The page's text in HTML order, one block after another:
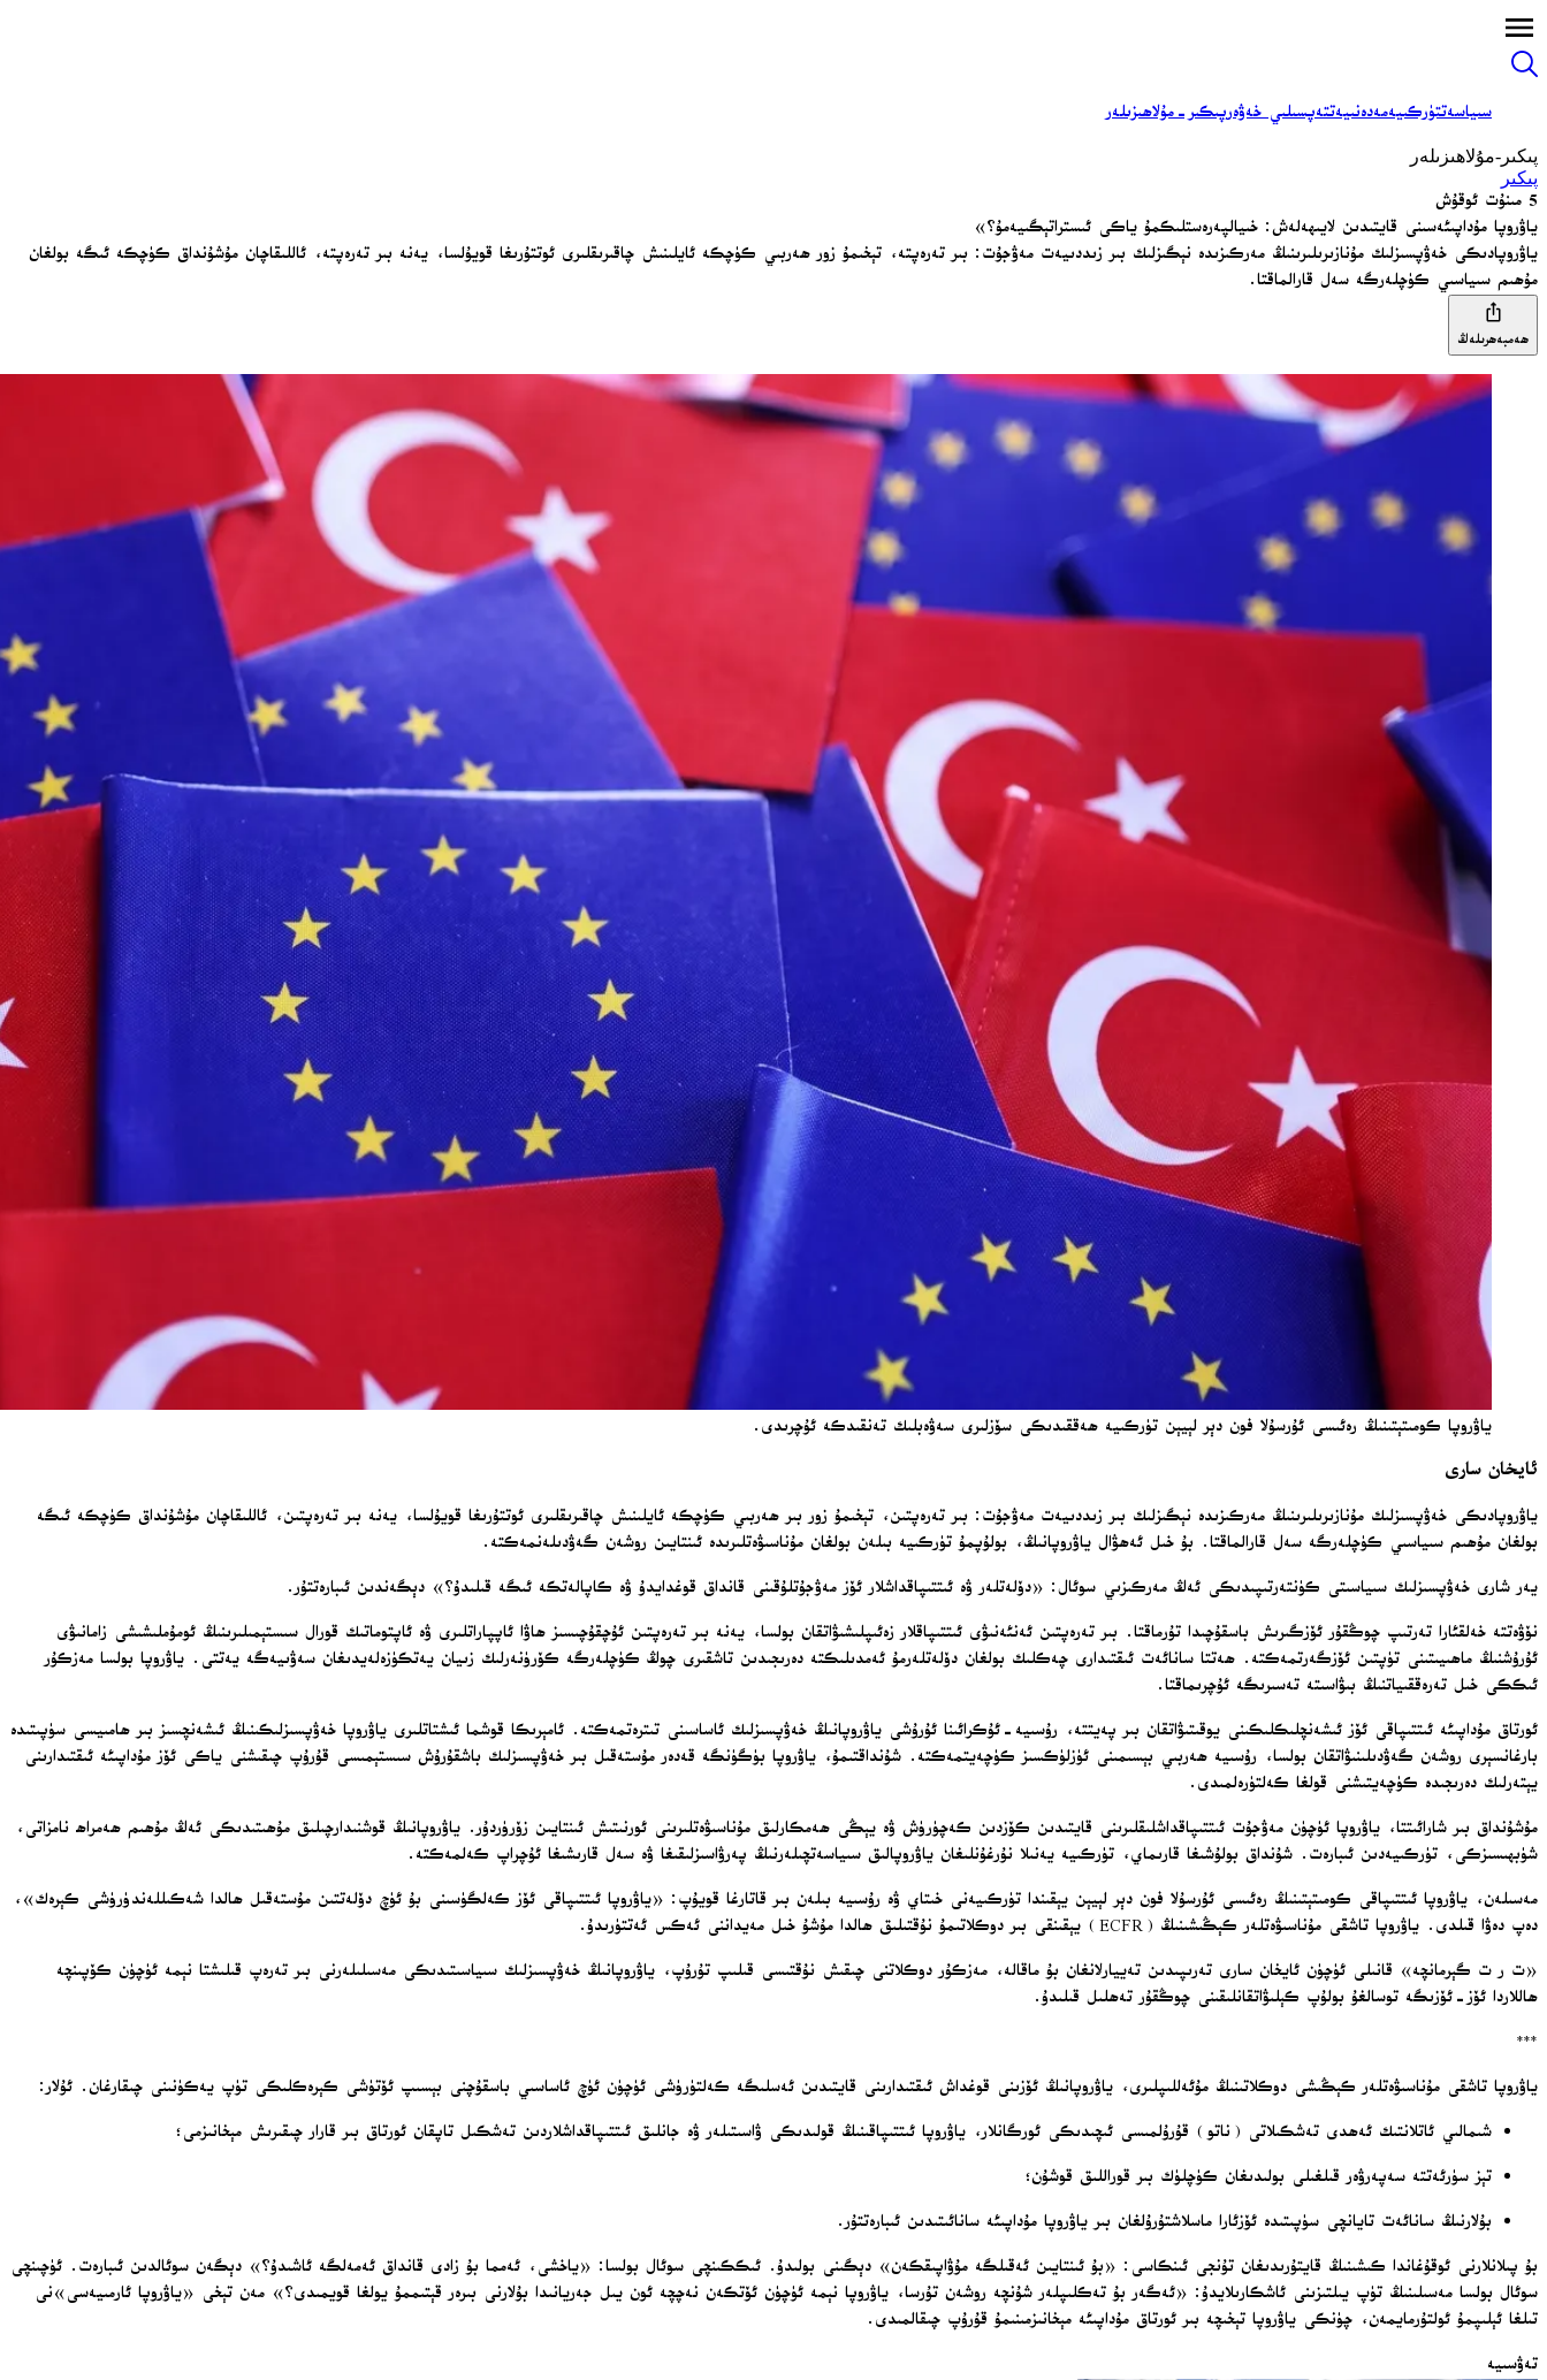
سىياسەتتۈركىيەمەدەنىيەتتەپسىلىي خەۋەرپىكىر-مۇلاھىزىلەر
پىكىر-مۇلاھىزىلەر
پىكىر
5 مىنۇت ئوقۇش
ياۋروپا مۇداپىئەسىنى قايتىدىن لايىھەلەش: خىيالپەرەستلىكمۇ ياكى ئىستراتېگىيەمۇ؟»
ياۋروپادىكى خەۋپسىزلىك مۇنازىرىلىرىنىڭ مەركىزىدە نېگىزلىك بىر زىددىيەت مەۋجۇت: بىر تەرەپتە، تېخىمۇ زور ھەربىي كۈچكە ئايلىنىش چاقىرىقلىرى ئوتتۇرىغا قويۇلسا، يەنە بىر تەرەپتە، ئاللىقاچان مۇشۇنداق كۈچكە ئىگە بولغان
مۇھىم سىياسىي كۈچلەرگە سەل قارالماقتا.
ھەمبەھرىلەڭ
ياۋروپا كومىتېتىنىڭ رەئىسى ئۇرسۇلا فون دېر لېيېن تۈركىيە ھەققىدىكى سۆزلىرى سەۋەبلىك تەنقىدكە ئۇچرىدى.
ئايخان سارى
ياۋروپادىكى خەۋپسىزلىك مۇنازىرىلىرىنىڭ مەركىزىدە نېگىزلىك بىر زىددىيەت مەۋجۇت: بىر تەرەپتىن، تېخىمۇ زور بىر ھەربىي كۈچكە ئايلىنىش چاقىرىقلىرى ئوتتۇرىغا قويۇلسا، يەنە بىر تەرەپتىن، ئاللىقاچان مۇشۇنداق كۈچكە ئىگە
بولغان مۇھىم سىياسىي كۈچلەرگە سەل قارالماقتا. بۇ خىل ئەھۋال ياۋروپانىڭ، بولۇپمۇ تۈركىيە بىلەن بولغان مۇناسىۋەتلىرىدە ئىنتايىن روشەن گەۋدىلەنمەكتە.
يەر شارى خەۋپسىزلىك سىياسىتى كۈنتەرتىپىدىكى ئەڭ مەركىزىي سوئال: «دۆلەتلەر ۋە ئىتتىپاقداشلار ئۆز مەۋجۇتلۇقىنى قانداق قوغدايدۇ ۋە كاپالەتكە ئىگە قىلىدۇ؟» دېگەندىن ئىبارەتتۇر.
نۆۋەتتە خەلقئارا تەرتىپ چوڭقۇر ئۆزگىرىش باسقۇچىدا تۇرماقتا. بىر تەرەپتىن ئەنئەنىۋى ئىتتىپاقلار زەئىپلىشىۋاتقان بولسا، يەنە بىر تەرەپتىن ئۇچقۇچىسىز ھاۋا ئاپپاراتلىرى ۋە ئاپتوماتىك قورال سىستېمىلىرىنىڭ ئومۇملىشىشى زامانىۋى
ئۇرۇشنىڭ ماھىيىتىنى تۈپتىن ئۆزگەرتمەكتە. ھەتتا سانائەت ئىقتىدارى چەكلىك بولغان دۆلەتلەرمۇ ئەمدىلىكتە دەرىجىدىن تاشقىرى چوڭ كۈچلەرگە كۆرۈنەرلىك زىيان يەتكۈزەلەيدىغان سەۋىيەگە يەتتى. ياۋروپا بولسا مەزكۇر
ئىككى خىل تەرەققىياتنىڭ بىۋاسىتە تەسىرىگە ئۇچرىماقتا.
ئورتاق مۇداپىئە ئىتتىپاقى ئۆز ئىشەنچلىكلىكىنى يوقىتىۋاتقان بىر پەيتتە، رۇسىيە-ئۇكرائىنا ئۇرۇشى ياۋروپانىڭ خەۋپسىزلىك ئاساسىنى تىترەتمەكتە. ئامېرىكا قوشما ئىشتاتلىرى ياۋروپا خەۋپسىزلىكىنىڭ ئىشەنچسىز بىر ھامىيسى سۈپىتىدە
بارغانسېرى روشەن گەۋدىلىنىۋاتقان بولسا، رۇسىيە ھەربىي بېسىمىنى ئۈزلۈكسىز كۈچەيتمەكتە. شۇنداقتىمۇ، ياۋروپا بۈگۈنگە قەدەر مۇستەقىل بىر خەۋپسىزلىك باشقۇرۇش سىستېمىسى قۇرۇپ چىقىشنى ياكى ئۆز مۇداپىئە ئىقتىدارىنى
يېتەرلىك دەرىجىدە كۈچەيتىشنى قولغا كەلتۈرەلمىدى.
مۇشۇنداق بىر شارائىتتا، ياۋروپا ئۈچۈن مەۋجۇت ئىتتىپاقداشلىقلىرىنى قايتىدىن كۆزدىن كەچۈرۈش ۋە يېڭى ھەمكارلىق مۇناسىۋەتلىرىنى ئورنىتىش ئىنتايىن زۆرۈردۇر. ياۋروپانىڭ قوشنىدارچىلىق مۇھىتىدىكى ئەڭ مۇھىم ھەمراھ نامزاتى،
شۈبھىسىزكى، تۈركىيەدىن ئىبارەت. شۇنداق بولۇشىغا قارىماي، تۈركىيە يەنىلا نۇرغۇنلىغان ياۋروپالىق سىياسەتچىلەرنىڭ پەرۋاسىزلىقىغا ۋە سەل قارىشىغا ئۇچراپ كەلمەكتە.
مەسىلەن، ياۋروپا ئىتتىپاقى كومىتېتىنىڭ رەئىسى ئۇرسۇلا فون دېر لېيېن يېقىندا تۈركىيەنى خىتاي ۋە رۇسىيە بىلەن بىر قاتارغا قويۇپ: «ياۋروپا ئىتتىپاقى ئۆز كەلگۈسىنى بۇ ئۈچ دۆلەتتىن مۇستەقىل ھالدا شەكىللەندۈرۈشى كېرەك»،
دەپ دەۋا قىلدى. ياۋروپا تاشقى مۇناسىۋەتلەر كېڭىشىنىڭ (ECFR) يېقىنقى بىر دوكلاتىمۇ نۇقتىلىق ھالدا مۇشۇ خىل مەيداننى ئەكس ئەتتۈرىدۇ.
«ت ر ت گېرمانچە» قانىلى ئۈچۈن ئايخان سارى تەرىپىدىن تەييارلانغان بۇ ماقالە، مەزكۇر دوكلاتنى چىقىش نۇقتىسى قىلىپ تۇرۇپ، ياۋروپانىڭ خەۋپسىزلىك سىياسىتىدىكى مەسىلىلەرنى بىر تەرەپ قىلىشتا نېمە ئۈچۈن كۆپىنچە
ھاللاردا ئۆز-ئۆزىگە توسالغۇ بولۇپ كېلىۋاتقانلىقىنى چوڭقۇر تەھلىل قىلىدۇ.
***
ياۋروپا تاشقى مۇناسىۋەتلەر كېڭىشى دوكلاتىنىڭ مۇئەللىپلىرى، ياۋروپانىڭ ئۆزىنى قوغداش ئىقتىدارىنى قايتىدىن ئەسلىگە كەلتۈرۈشى ئۈچۈن ئۈچ ئاساسىي باسقۇچنى بېسىپ ئۆتۈشى كېرەكلىكى تۈپ يەكۈنىنى چىقارغان. ئۇلار:
شىمالىي ئاتلانتىك ئەھدى تەشكىلاتى (ناتو) قۇرۇلمىسى ئىچىدىكى ئورگانلار، ياۋروپا ئىتتىپاقىنىڭ قولىدىكى ۋاسىتىلەر ۋە جانلىق ئىتتىپاقداشلاردىن تەشكىل تاپقان ئورتاق بىر قارار چىقىرىش مېخانىزمى؛
تېز سۈرئەتتە سەپەرۋەر قىلغىلى بولىدىغان كۈچلۈك بىر قوراللىق قوشۇن؛
بۇلارنىڭ سانائەت تايانچى سۈپىتىدە ئۆزئارا ماسلاشتۇرۇلغان بىر ياۋروپا مۇداپىئە سانائىتىدىن ئىبارەتتۇر.
بۇ پىلانلارنى ئوقۇغاندا كىشىنىڭ قايتۇرىدىغان تۇنجى ئىنكاسى: «بۇ ئىنتايىن ئەقىلگە مۇۋاپىقكەن» دېگىنى بولىدۇ. ئىككىنچى سوئال بولسا: «ياخشى، ئەمما بۇ زادى قانداق ئەمەلگە ئاشىدۇ؟» دېگەن سوئالدىن ئىبارەت. ئۈچىنچى
سوئال بولسا مەسىلىنىڭ تۈپ يىلتىزىنى ئاشكارىلايدۇ: «ئەگەر بۇ تەكلىپلەر شۇنچە روشەن تۇرسا، ياۋروپا نېمە ئۈچۈن ئۆتكەن نەچچە ئون يىل جەريانىدا بۇلارنى بىرەر قېتىممۇ يولغا قويمىدى؟» مەن تېخى «ياۋروپا ئارمىيەسى»نى
تىلغا ئېلىپمۇ ئولتۇرمايمەن، چۈنكى ياۋروپا تېخىچە بىر ئورتاق مۇداپىئە مېخانىزمىنىمۇ قۇرۇپ چىقالمىدى.
تەۋسىيە